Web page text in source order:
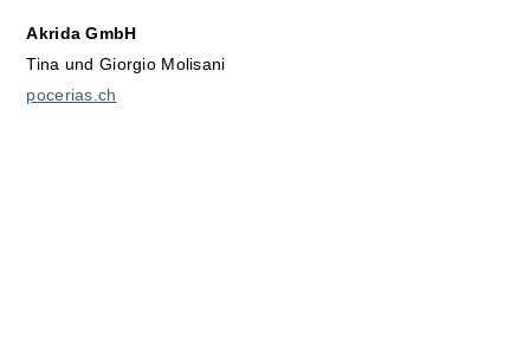
Akrida GmbH
Tina und Giorgio Molisani
pocerias.ch